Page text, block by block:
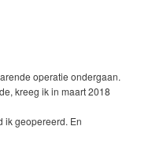
operatie ondergaan.
kreeg ik in maart 2018
ik geopereerd. En